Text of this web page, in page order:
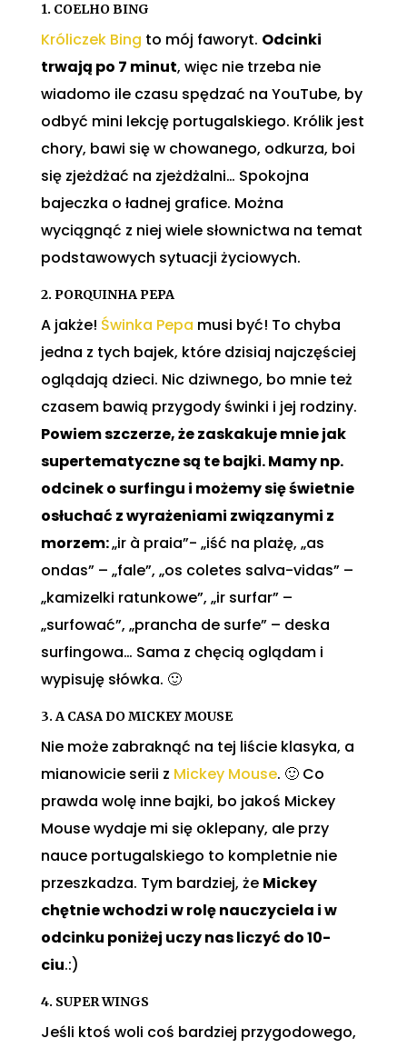
1. COELHO BING
Króliczek Bing to mój faworyt. Odcinki
trwają po 7 minut, więc nie trzeba nie
wiadomo ile czasu spędzać na YouTube, by
odbyć mini lekcję portugalskiego. Królik jest
chory, bawi się w chowanego, odkurza, boi
się zjeżdżać na zjeżdżalni… Spokojna
bajeczka o ładnej grafice. Można
wyciągnąć z niej wiele słownictwa na temat
podstawowych sytuacji życiowych.
2. PORQUINHA PEPA
A jakże! Świnka Pepa musi być! To chyba
jedna z tych bajek, które dzisiaj najczęściej
oglądają dzieci. Nic dziwnego, bo mnie też
czasem bawią przygody świnki i jej rodziny.
Powiem szczerze, że zaskakuje mnie jak
supertematyczne są te bajki. Mamy np.
odcinek o surfingu i możemy się świetnie
osłuchać z wyrażeniami związanymi z
morzem:„ir à praia”- „iść na plażę, „as
ondas” – „fale”, „os coletes salva-vidas” –
„kamizelki ratunkowe”, „ir surfar” –
„surfować”, „prancha de surfe” – deska
surfingowa… Sama z chęcią oglądam i
wypisuję słówka. 🙂
3. A CASA DO MICKEY MOUSE
Nie może zabraknąć na tej liście klasyka, a
mianowicie serii z Mickey Mouse. 🙂 Co
prawda wolę inne bajki, bo jakoś Mickey
Mouse wydaje mi się oklepany, ale przy
nauce portugalskiego to kompletnie nie
przeszkadza. Tym bardziej, że Mickey
chętnie wchodzi w rolę nauczyciela i w
odcinku poniżej uczy nas liczyć do 10-
ciu.:)
4. SUPER WINGS
Jeśli ktoś woli coś bardziej przygodowego,